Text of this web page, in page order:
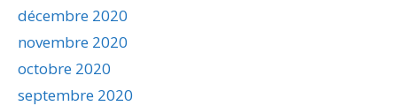
décembre 2020
novembre 2020
octobre 2020
septembre 2020